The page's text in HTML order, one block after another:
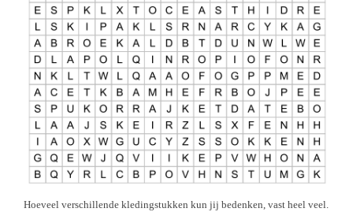
Hoeveel verschillende kledingstukken kun jij bedenken, vast heel veel.